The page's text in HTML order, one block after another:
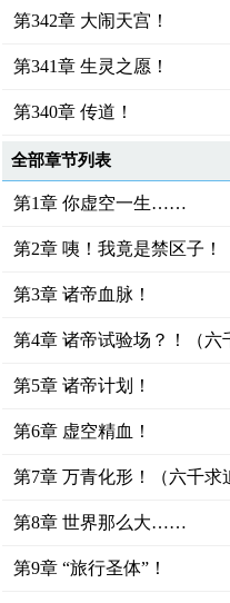
第342章 大闹天宫！
第341章 生灵之愿！
第340章 传道！
全部章节列表
第1章 你虚空一生……
第2章 咦！我竟是禁区子！
第3章 诸帝血脉！
第4章 诸帝试验场？！（六
第5章 诸帝计划！
第6章 虚空精血！
第7章 万青化形！（六千求
第8章 世界那么大……
第9章 “旅行圣体”！